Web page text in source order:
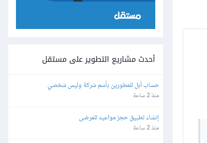
أحدث مشاريع التطوير على مستقل
حساب أبل للمطورين بأسم شركة وليس شخصي
منذ 2 ساعة
إنشاء تطبيق حجز مواعيد للمرضى
منذ 2 ساعة